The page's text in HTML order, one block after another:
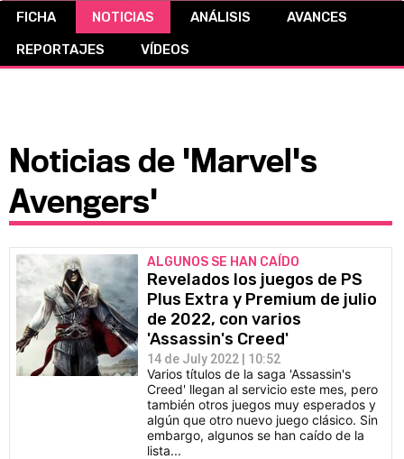
CÓMICS
FICHA NOTICIAS ANÁLISIS
AVANCES
REPORTAJES
VÍDEOS
Noticias de 'Marvel's
Avengers'
ALGUNOS SE HAN CAÍDO
Revelados los juegos de PS
Plus Extra y Premium de julio
de 2022, con varios
'Assassin's Creed'
14 de July 2022 | 10:52
Varios títulos de la saga 'Assassin's
Creed' llegan al servicio este mes, pero
también otros juegos muy esperados y
algún que otro nuevo juego clásico. Sin
embargo, algunos se han caído de la
lista...